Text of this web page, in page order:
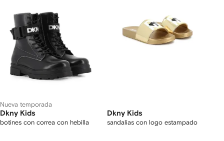
Nueva temporada
Dkny Kids
botines con correa con hebilla
Dkny Kids
sandalias con logo estampado